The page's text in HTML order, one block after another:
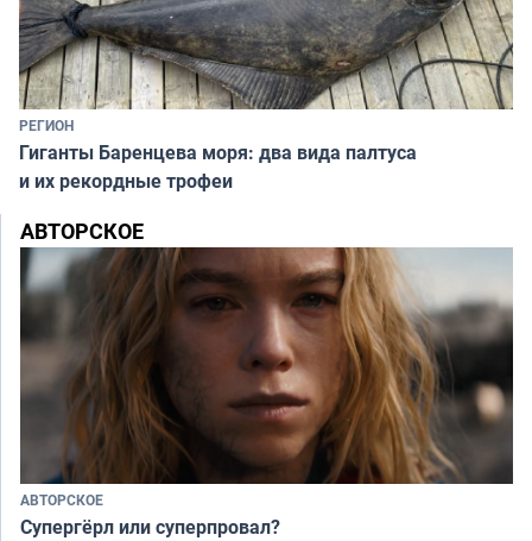
РЕГИОН
Гиганты Баренцева моря: два вида палтуса
и их рекордные трофеи
АВТОРСКОЕ
АВТОРСКОЕ
Супергёрл или суперпровал?